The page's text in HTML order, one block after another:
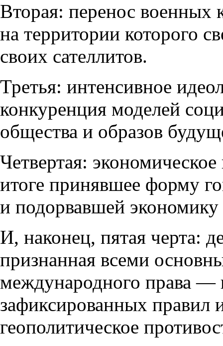
Вторая: перенос военных
на территории которого
своих сателлитов.
Третья: интенсивное
конкуренция моделей
общества и образов
Четвертая:
итоге принявшее форму
и подорвавшей
И, наконец, пятая черта:
признанная всеми
международного права —
зафиксированных правил
геополитическое